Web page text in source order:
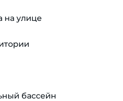
на улице
бассейн